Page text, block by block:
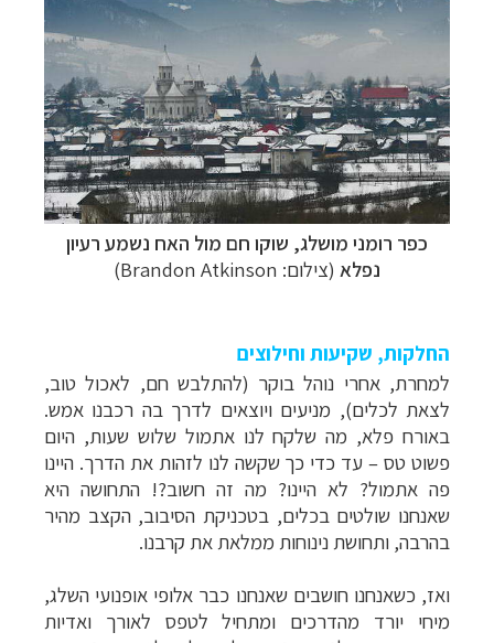
כפר רומני מושלג, שוקו חם מול האח נשמע רעיון
נפלא (צילום: Brandon Atkinson)
החלקות, שקיעות וחילוצים
למחרת, אחרי נוהל בוקר (להתלבש חם, לאכול טוב,
לצאת לכלים), מניעים ויוצאים לדרך בה רכבנו אמש.
באורח פלא, מה שלקח לנו אתמול שלוש שעות, היום
פשוט טס–עד כדי כך שקשה לנו לזהות את הדרך. היינו
פה אתמול? לא היינו? מה זה חשוב?! התחושה היא
שאנחנו שולטים בכלים, בטכניקת הסיבוב, הקצב מהיר
בהרבה, ותחושת נינוחות ממלאת את קרבנו.
ואז, כשאנחנו חושבים שאנחנו כבר אלופי אופנועי השלג,
מיחי יורד מהדרכים ומתחיל לטפס לאורך ואדיות